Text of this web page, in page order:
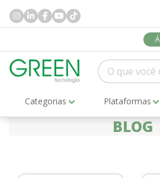
Categorias Plataformas
BLOG